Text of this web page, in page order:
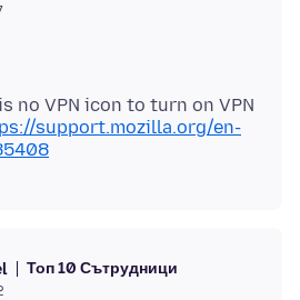
no VPN icon to turn on VPN
support.mozilla.org/en-
Топ 10 Сътрудници